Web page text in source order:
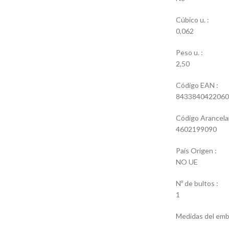
Cúbico u. :
0,062
Peso u. :
2,50
Código EAN :
8433840422060
Código
4602199090
País Origen :
NO UE
Nº de bultos :
1
Medidas del